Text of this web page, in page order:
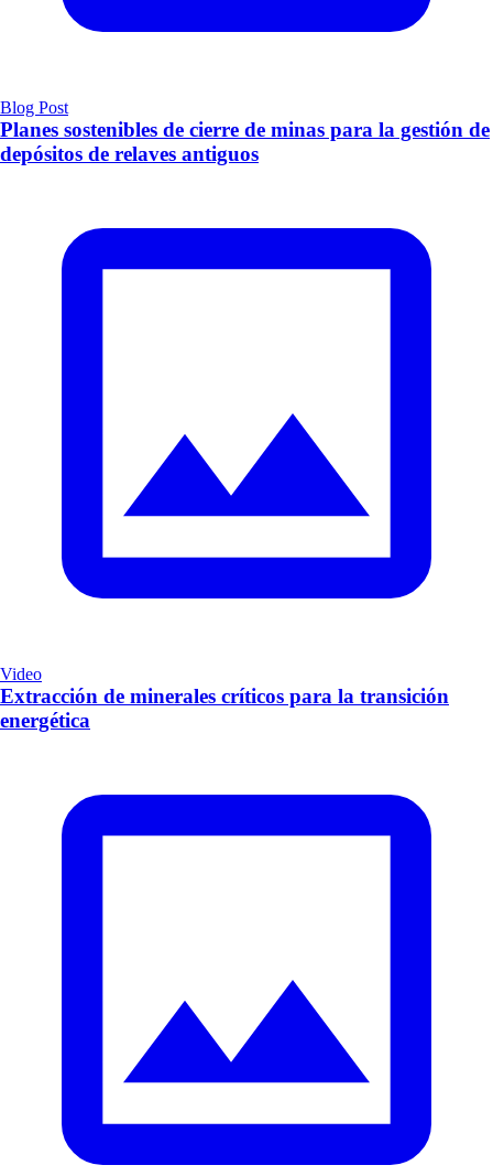
Blog Post
Planes sostenibles de cierre de minas para la gestión de
depósitos de relaves antiguos
Video
Extracción de minerales críticos para la transición
energética